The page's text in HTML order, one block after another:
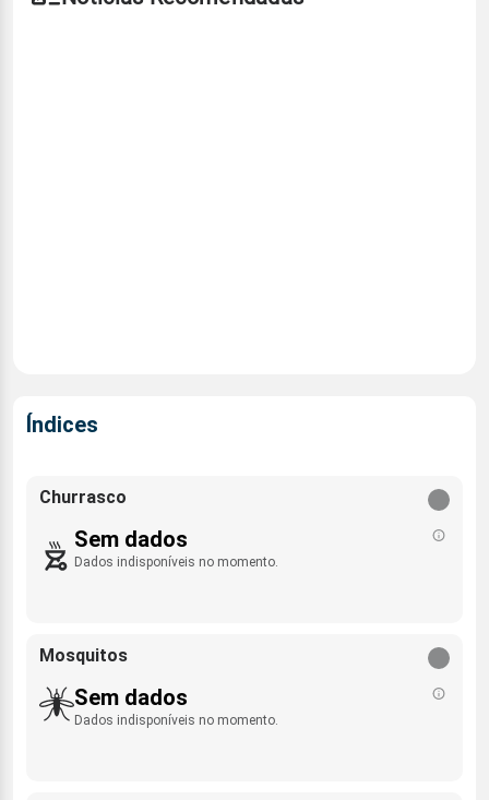
Índices
Churrasco
Sem dados
Dados indisponíveis no momento.
Mosquitos
Sem dados
Dados indisponíveis no momento.